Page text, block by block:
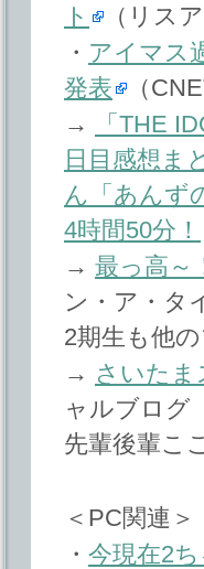
ト
（リス
・ アイマス
発表
（
→
「THE
日目感想ま
ん「あんず
4時間50分！
→ 最っ高～
ン・ア・タ
2期生も他
→ さいた
ャルブログ
先輩後輩こ
＜PC関連＞
・ 今現在2